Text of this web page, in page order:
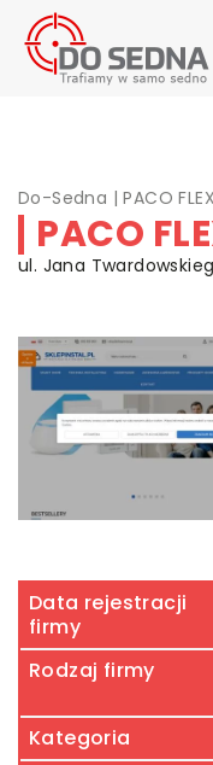
Do-Sedna |PACO
PACO
ul. Jana
Data rejestracji
firmy
Rodzaj firmy
Kategoria